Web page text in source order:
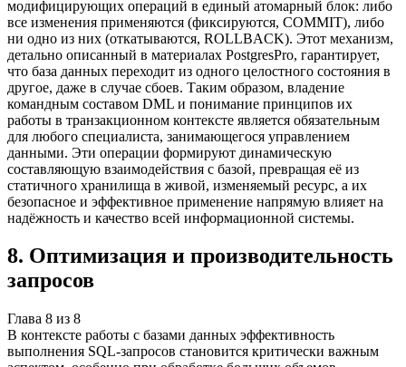
модифицирующих операций в единый атомарный блок: либо
все изменения применяются (фиксируются, COMMIT), либо
ни одно из них (откатываются, ROLLBACK). Этот механизм,
детально описанный в материалах PostgresPro, гарантирует,
что база данных переходит из одного целостного состояния в
другое, даже в случае сбоев. Таким образом, владение
командным составом DML и понимание принципов их
работы в транзакционном контексте является обязательным
для любого специалиста, занимающегося управлением
данными. Эти операции формируют динамическую
составляющую взаимодействия с базой, превращая её из
статичного хранилища в живой, изменяемый ресурс, а их
безопасное и эффективное применение напрямую влияет на
надёжность и качество всей информационной системы.
8. Оптимизация и производительность
запросов
Глава 8 из 8
В контексте работы с базами данных эффективность
выполнения SQL-запросов становится критически важным